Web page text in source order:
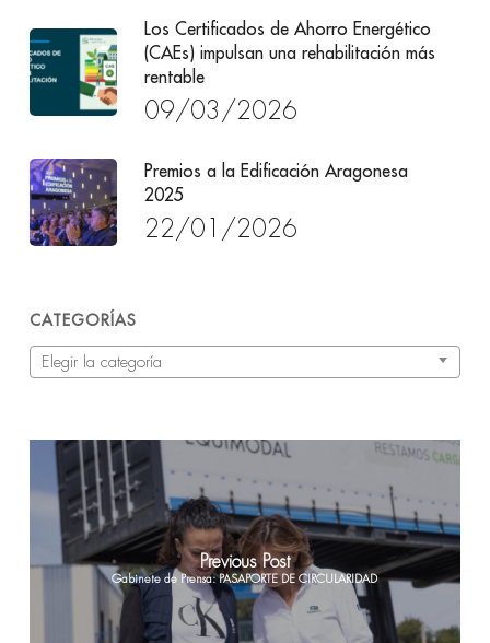
Los Certificados de Ahorro Energético
(CAEs) impulsan una rehabilitación más
rentable
09/03/2026
Premios a la Edificación Aragonesa
2025
22/01/2026
CATEGORÍAS
Categorías
Elegir la categoría
Previous Post
Gabinete de Prensa: PASAPORTE DE CIRCULARIDAD